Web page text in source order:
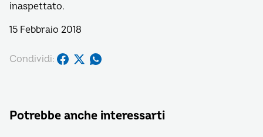
inaspettato.
15 Febbraio 2018
Condividi:
Potrebbe anche interessarti